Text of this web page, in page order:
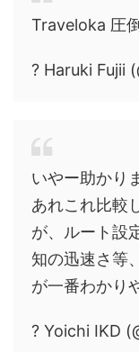
Traveloka 圧
? Haruki Fujii
いやー助かり
あれこれ比較
が、ルート設
知の迅速さ等
が一番わかり
? Yoichi IKD